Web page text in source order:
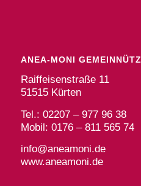
ANEA-MONI
Raiffeisenstraße 11
51515 Kürten
Tel.: 02207 – 977 96 38
Mobil: 0176 – 811 565 74
info@aneamoni.de
www.aneamoni.de